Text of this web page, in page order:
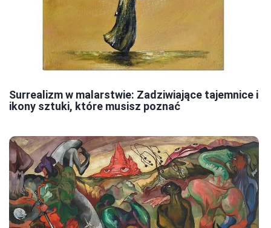
Surrealizm w malarstwie: Zadziwiające tajemnice i
ikony sztuki, które musisz poznać